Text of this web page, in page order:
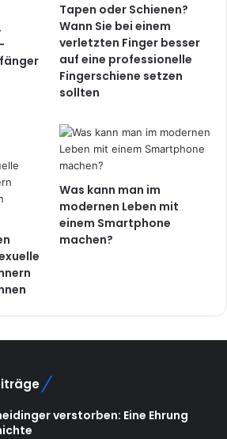
Tapen oder Schienen?
Wann Sie bei einem
verletzten Finger besser
auf eine professionelle
Fingerschiene setzen
sollten
Was kann man im
modernen Leben mit
einem Smartphone
machen?
verstorben: Eine Ehrung